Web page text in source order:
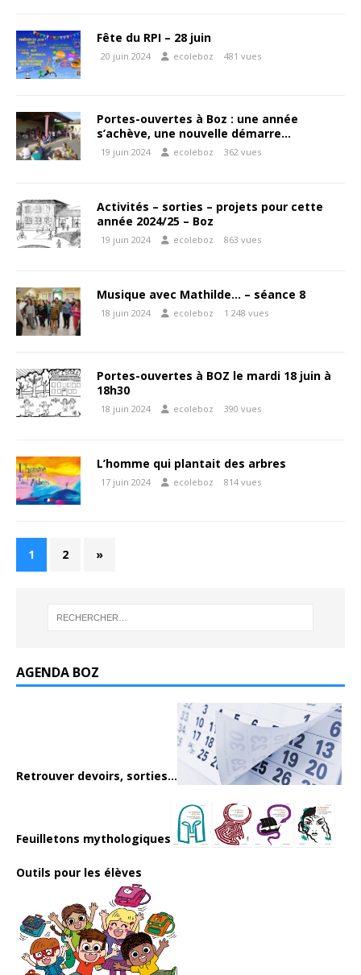
Fête du RPI – 28 juin
20 juin 2024 ecoleboz 481 vues
Portes-ouvertes à Boz : une année
s’achève, une nouvelle démarre…
19 juin 2024 ecoleboz 362 vues
Activités – sorties – projets pour cette
année 2024/25 – Boz
19 juin 2024 ecoleboz 863 vues
Musique avec Mathilde… – séance 8
18 juin 2024 ecoleboz 1 248 vues
Portes-ouvertes à BOZ le mardi 18 juin à
18h30
18 juin 2024 ecoleboz 390 vues
L’homme qui plantait des arbres
17 juin 2024 ecoleboz 814 vues
1 2 »
AGENDA BOZ
Retrouver devoirs, sorties...
Feuilletons mythologiques
Outils pour les élèves